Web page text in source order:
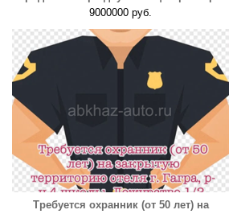
9000000 руб.
Требуется охранник (от 50 лет) на